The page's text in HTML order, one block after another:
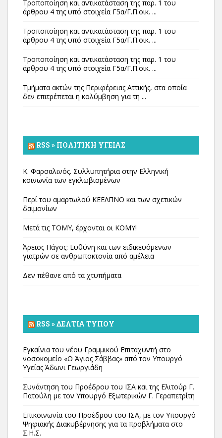
Τροποποίηση και αντικατάσταση της παρ. 1 του
άρθρου 4 της υπό στοιχεία Γ5α/Γ.Π.οικ. ...
Τροποποίηση και αντικατάσταση της παρ. 1 του
άρθρου 4 της υπό στοιχεία Γ5α/Γ.Π.οικ. ...
Τροποποίηση και αντικατάσταση της παρ. 1 του
άρθρου 4 της υπό στοιχεία Γ5α/Γ.Π.οικ. ...
Τμήματα ακτών της Περιφέρειας Αττικής, στα οποία
δεν επιτρέπεται η κολύμβηση για τη ...
RSS » ΠΟΛΙΤΙΚΉ ΥΓΕΊΑΣ
Κ. Φαρσαλινός. Συλλυπητήρια στην Ελληνική
κοινωνία των εγκλωβισμένων
Περί του αμαρτωλού ΚΕΕΛΠΝΟ και των σχετικών
δαιμονίων
Μετά τις ΤΟΜΥ, έρχονται οι ΚΟΜΥ!
Άρειος Πάγος: Ευθύνη και των ειδικευόμενων
γιατρών σε ανθρωποκτονία από αμέλεια
Δεν πέθανε από τα χτυπήματα
RSS » ΔΕΛΤΊΑ ΤΎΠΟΥ
Εγκαίνια του νέου Γραμμικού Επιταχυντή στο
νοσοκομείο «Ο Άγιος Σάββας» από τον Υπουργό
Υγείας Άδωνι Γεωργιάδη
Συνάντηση του Προέδρου του ΙΣΑ και της Ελιτούρ Γ.
Πατούλη με τον Υπουργό Εξωτερικών Γ. Γεραπετρίτη
Επικοινωνία του Προέδρου του ΙΣΑ, με τον Υπουργό
Ψηφιακής Διακυβέρνησης για τα προβλήματα στο
Σ.Η.Σ.